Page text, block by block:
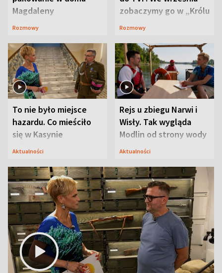
Magdaleny
Waligórskiej-Lisieckiej.
Rozmowy
zobaczymy go w „Królu
Maciusiu I”
Rozmowy
To nie było miejsce
hazardu. Co mieściło
się w Kasynie
Oficerskim?
Aktualności
Rejs u zbiegu Narwi i
Wisły. Tak wygląda
Modlin od strony wody
Aktualności